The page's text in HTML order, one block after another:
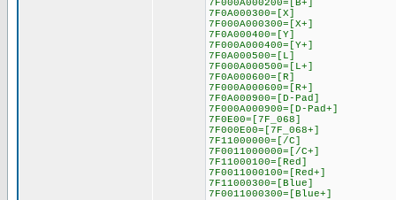
7F000A000200=[B+]
7F0A000300=[X]
7F000A000300=[X+]
7F0A000400=[Y]
7F000A000400=[Y+]
7F0A000500=[L]
7F000A000500=[L+]
7F0A000600=[R]
7F000A000600=[R+]
7F0A000900=[D-Pad]
7F000A000900=[D-Pad+]
7F0E00=[7F_068]
7F000E00=[7F_068+]
7F11000000=[/C]
7F0011000000=[/C+]
7F11000100=[Red]
7F0011000100=[Red+]
7F11000300=[Blue]
7F0011000300=[Blue+]